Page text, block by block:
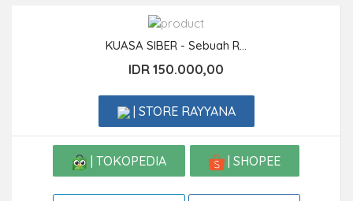
KUASA SIBER - Sebuah R...
IDR 150.000,00
| STORE RAYYANA
| TOKOPEDIA | SHOPEE